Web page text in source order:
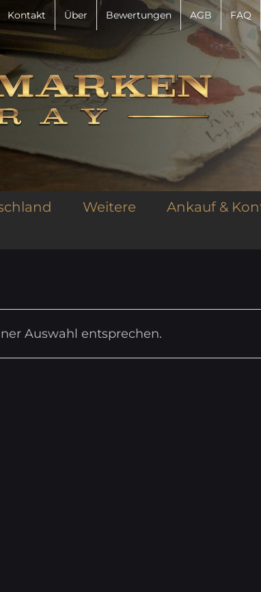
Kontakt Über Bewertungen AGB FAQ
Weitere Ankauf &
Auswahl entsprechen.